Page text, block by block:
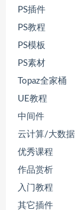
PS插件
PS教程
PS模板
PS素材
Topaz全家桶
UE教程
中间件
云计算/大数据
优秀课程
作品赏析
入门教程
其它插件